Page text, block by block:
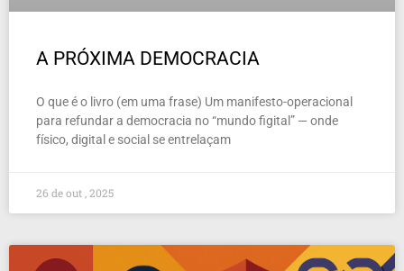
A PRÓXIMA DEMOCRACIA
O que é o livro (em uma frase) Um manifesto-operacional
para refundar a democracia no “mundo figital” — onde
físico, digital e social se entrelaçam
26 de out , 2025